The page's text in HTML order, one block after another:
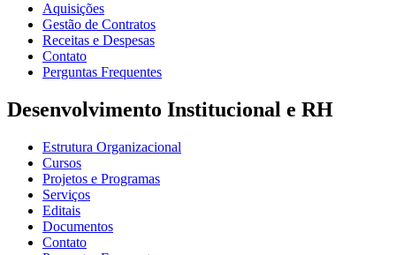
Aquisições
Gestão de Contratos
Receitas e Despesas
Contato
Perguntas Frequentes
Desenvolvimento Institucional e RH
Estrutura Organizacional
Cursos
Projetos e Programas
Serviços
Editais
Documentos
Contato